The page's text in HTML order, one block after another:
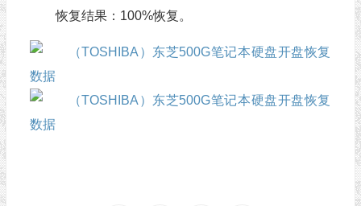
恢复结果：100%恢复。